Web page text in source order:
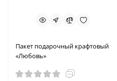
Пакет подарочный крафтовый
«Любовь»